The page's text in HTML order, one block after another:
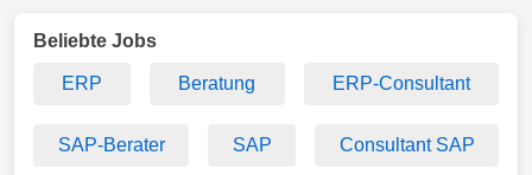
Beliebte Jobs
ERP Beratung ERP-Consultant
SAP-Berater SAP Consultant SAP